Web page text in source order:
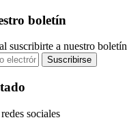
boletín
suscribirte a nuestro boletín
Suscribirse
sociales